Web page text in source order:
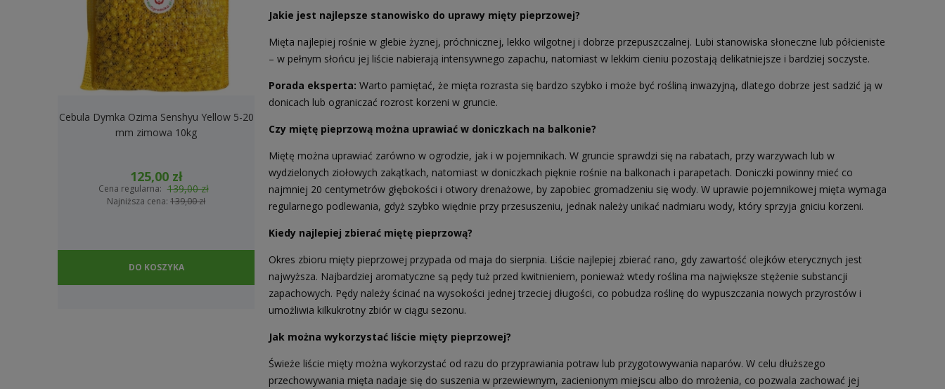
Cebula Dymka Ozima Senshyu Yellow 5-20
mm zimowa 10kg
125,00 zł
Cena regularna: 139,00 zł
Najniższa cena: 139,00 zł
DO KOSZYKA
25 mm zimowa 10kg
105,00 zł
Cena regularna: 139,00 zł
Najniższa cena: 139,00 zł
DO KOSZYKA
Jakie jest najlepsze stanowisko do uprawy mięty pieprzowej?
Mięta najlepiej rośnie w glebie żyznej, próchnicznej, lekko wilgotnej i dobrze przepuszczalnej. Lubi stanowiska słoneczne lub półcieniste
– w pełnym słońcu jej liście nabierają intensywnego zapachu, natomiast w lekkim cieniu pozostają delikatniejsze i bardziej soczyste.
Porada eksperta: Warto pamiętać, że mięta rozrasta się bardzo szybko i może być rośliną inwazyjną, dlatego dobrze jest sadzić ją w
donicach lub ograniczać rozrost korzeni w gruncie.
Czy miętę pieprzową można uprawiać w doniczkach na balkonie?
Miętę można uprawiać zarówno w ogrodzie, jak i w pojemnikach. W gruncie sprawdzi się na rabatach, przy warzywach lub w
wydzielonych ziołowych zakątkach, natomiast w doniczkach pięknie rośnie na balkonach i parapetach. Doniczki powinny mieć co
najmniej 20 centymetrów głębokości i otwory drenażowe, by zapobiec gromadzeniu się wody. W uprawie pojemnikowej mięta wymaga
regularnego podlewania, gdyż szybko więdnie przy przesuszeniu, jednak należy unikać nadmiaru wody, który sprzyja gniciu korzeni.
Kiedy najlepiej zbierać miętę pieprzową?
Okres zbioru mięty pieprzowej przypada od maja do sierpnia. Liście najlepiej zbierać rano, gdy zawartość olejków eterycznych jest
najwyższa. Najbardziej aromatyczne są pędy tuż przed kwitnieniem, ponieważ wtedy roślina ma największe stężenie substancji
zapachowych. Pędy należy ścinać na wysokości jednej trzeciej długości, co pobudza roślinę do wypuszczania nowych przyrostów i
umożliwia kilkukrotny zbiór w ciągu sezonu.
Jak można wykorzystać liście mięty pieprzowej?
Świeże liście mięty można wykorzystać od razu do przyprawiania potraw lub przygotowywania naparów. W celu dłuższego
przechowywania mięta nadaje się do suszenia w przewiewnym, zacienionym miejscu albo do mrożenia, co pozwala zachować jej